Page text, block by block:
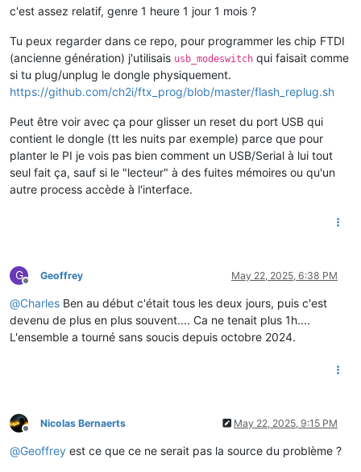
10:31:15.470  WARN teleinfo2mqtt: Invalid value received for
10:31:15.513 DEBUG teleinfo2mqtt: Split frame
10:31:15.513  WARN teleinfo2mqtt: Invalid value received for
10:31:15.556 DEBUG teleinfo2mqtt: Split frame
]
10:31:15.556 DEBUG teleinfo2mqtt: Value for label EASF09 =
]
10:31:15.643 DEBUG teleinfo2mqtt: Split frame
10:31:15.643  WARN teleinfo2mqtt: Invalid value received for
10:31:15.730 DEBUG
10:31:15.731 DEBUG teleinfo2mqtt: Split frame
c'est assez relatif, genre 1 heure 1 jour 1 mois ?
Tu peux regarder dans ce repo, pour programmer les chip FTDI
(ancienne génération) j'utilisais usb_modeswitch qui faisait comme
si tu plug/unplug le dongle physiquement.
https://github.com/ch2i/ftx_prog/blob/master/flash_replug.sh
Peut être voir avec ça pour glisser un reset du port USB qui
contient le dongle (tt les nuits par exemple) parce que pour
planter le PI je vois pas bien comment un USB/Serial à lui tout
seul fait ça, sauf si le "lecteur" à des fuites mémoires ou qu'un
autre process accède à l'interface.
G
Offline
Geoffrey May 22, 2025, 6:38 PM
@Charles Ben au début c'était tous les deux jours, puis c'est
devenu de plus en plus souvent.... Ca ne tenait plus 1h....
L'ensemble a tourné sans soucis depuis octobre 2024.
Offline
Nicolas Bernaerts May 22, 2025, 9:15 PM
@Geoffrey est ce que ce ne serait pas la source du problème ?